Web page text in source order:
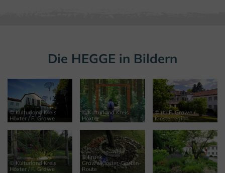
Die HEGGE in Bildern
© Kulturland Kreis
Höxter / F. Grawe
© Kulturland Kreis
Höxter
© (c) F. Grawe /
Klosterregion
© Kulturland Kreis
Höxter / F. Grawe
© Frank
Grawe/Kloster-Garten-
Route